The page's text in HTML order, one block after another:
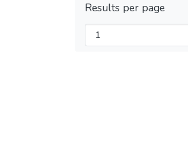
Results per page